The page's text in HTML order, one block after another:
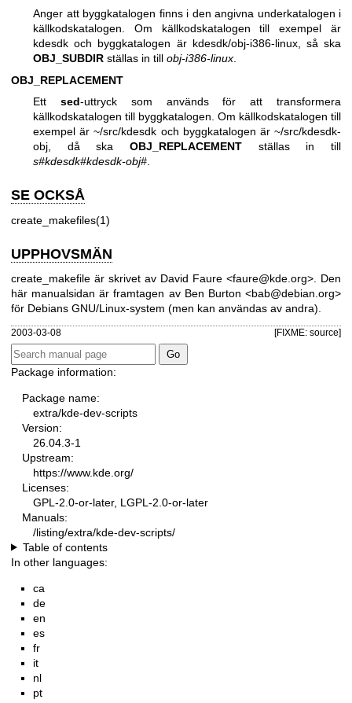
Anger att byggkatalogen finns i den angivna underkatalogen i
källkodskatalogen. Om källkodskatalogen till exempel är
kdesdk och byggkatalogen är kdesdk/obj-i386-linux, så ska
OBJ_SUBDIR ställas in till obj-i386-linux.
OBJ_REPLACEMENT
Ett sed-uttryck som används för att transformera
källkodskatalogen till byggkatalogen. Om källkodskatalogen till
exempel är ~/src/kdesdk och byggkatalogen är ~/src/kdesdk-
obj, då ska OBJ_REPLACEMENT ställas in till
s#kdesdk#kdesdk-obj#
SE OCKSÅ
create_makefiles(1)
UPPHOVSMÄN
create_makefile är skrivet av David Faure <faure@kde.org>. Den
här manualsidan är framtagen av Ben Burton <bab@debian.org>
för Debians GNU/Linux-system (men kan användas av andra).
2003-03-08 [FIXME: source]
Package information:
Package name:
extra/kde-dev-scripts
Version:
26.04.3-1
Upstream:
https://www.kde.org/
Licenses:
GPL-2.0-or-later, LGPL-2.0-or-later
Manuals:
/listing/extra/kde-dev-scripts/
Table of contents
In other languages:
ca
de
en
es
fr
it
nl
pt